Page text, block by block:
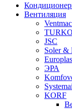
Вентиляция
JSC
Soler &
ЭРА
KORF